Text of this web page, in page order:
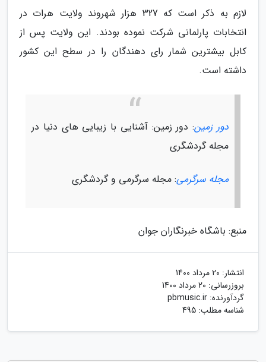
لازم به ذکر است که 327 هزار شهروند ولایت هرات در
انتخابات پارلمانی شرکت نموده بودند. این ولایت پس از
کابل بیشترین شمار رای دهندگان را در سطح این کشور
داشته است.
دور زمین: دور زمین: آشنایی با زیبایی های دنیا در
مجله گردشگری
مجله سرگرمی: مجله سرگرمی و گردشگری
منبع: باشگاه خبرنگاران جوان
انتشار: 20 مرداد 1400
بروزرسانی: 20 مرداد 1400
گردآورنده: pbmusic.ir
شناسه مطلب: 495